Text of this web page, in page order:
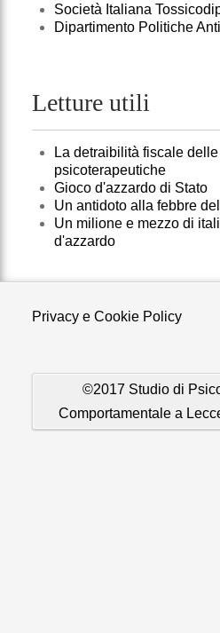
Società Italiana
Dipartimento Politiche
Letture utili
La detraibilità fiscale
psicoterapeutiche
Gioco d'azzardo di Stato
Un antidoto alla febbre
Un milione e mezzo di
d'azzardo
Privacy e Cookie Policy
©2017 Studio di
Comportamentale a